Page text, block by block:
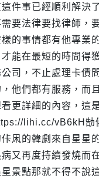
件事已經順利解決
要法律要找律師，
的事情都有他專業
能在最短的時間得
司，不止處理卡債
他們都有服務，而
更詳細的內容，這
vB6kH勂侢
凩的韓劇來自星星
又再度持續發燒而
景點那就不得不說